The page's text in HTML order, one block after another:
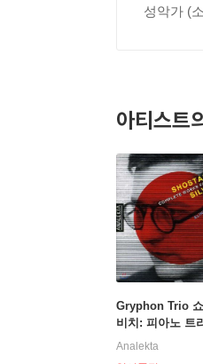
성악가 (
아티스트
Gryphon Trio
비치: 피아노 트
곡 / 실베스트로
Analekta